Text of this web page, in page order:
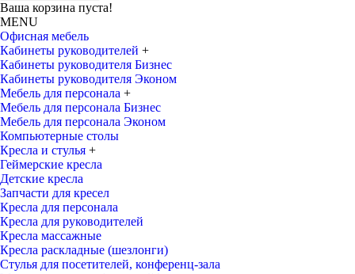
Ваша корзина пуста!
MENU
Офисная мебель
Кабинеты руководителей +
Кабинеты руководителя Бизнес
Кабинеты руководителя Эконом
Мебель для персонала +
Мебель для персонала Бизнес
Мебель для персонала Эконом
Компьютерные столы
Кресла и стулья +
Геймерские кресла
Детские кресла
Запчасти для кресел
Кресла для персонала
Кресла для руководителей
Кресла массажные
Кресла раскладные (шезлонги)
Стулья для посетителей, конференц-зала